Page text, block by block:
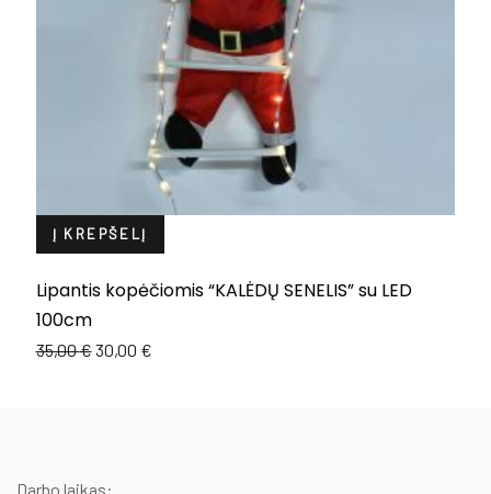
Į KREPŠELĮ
Lipantis kopėčiomis “KALĖDŲ SENELIS” su LED
100cm
35,00€
Original 30,00 €
Current
Darbo laikas: